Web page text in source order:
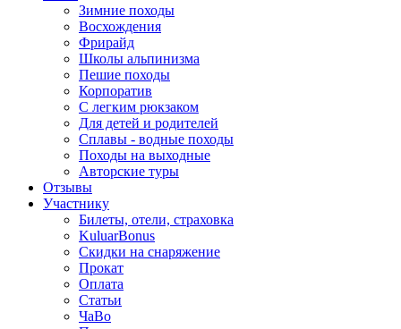
Зимние походы
Восхождения
Фрирайд
Школы альпинизма
Пешие походы
Корпоратив
С легким рюкзаком
Для детей и родителей
Сплавы - водные походы
Походы на выходные
Авторские туры
Отзывы
Участнику
Билеты, отели, страховка
KuluarBonus
Скидки на снаряжение
Прокат
Оплата
Статьи
ЧаВо